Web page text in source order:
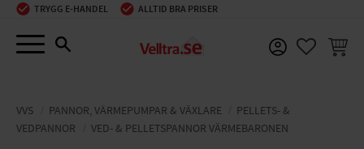
Meny
TRYGG E-HANDEL ALLTID BRA PRISER
VVS PANNOR, VÄRMEPUMPAR & VÄXLARE
PELLETS- &
VEDPANNOR
VED- & PELLETSPANNOR VÄRMEBARONEN